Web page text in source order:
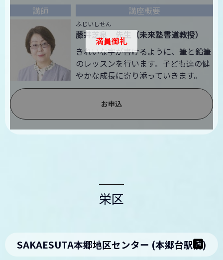
ふじいしせん
藤井芝泉 先生（未来塾書道教授）
きれいな字が書けるように、筆と鉛筆
のレッスンを行います。子ども達の健
やかな成長に寄り添っていきます。
お申込
満員御礼
栄区
SAKAESUTA本郷地区センター (本郷台駅前)